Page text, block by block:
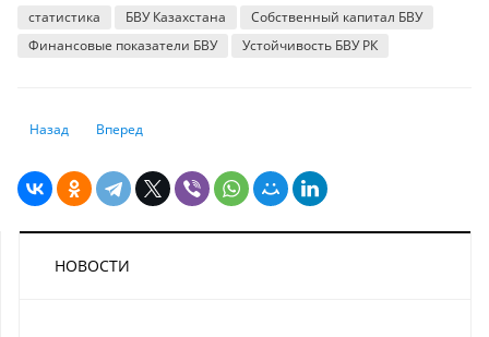
статистика БВУ Казахстана
Собственный капитал БВУ
Финансовые показатели БВУ
Устойчивость БВУ РК
Предыдущий: Куда обращались за кредитами население и
Назад Следующий: Сколько денег уйдёт у родителей, чтобы
Вперед
НОВОСТИ